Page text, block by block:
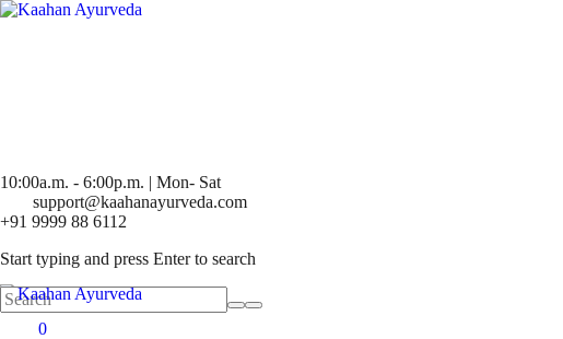
10:00a.m. - 6:00p.m. | Mon- Sat
support@kaahanayurveda.com
+91 9999 88 6112
Start typing and press Enter to search
0